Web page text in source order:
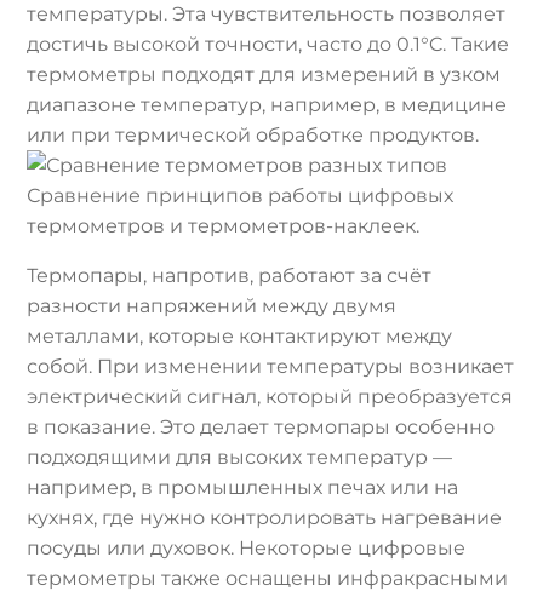
температуры. Эта чувствительность позволяет
достичь высокой точности, часто до 0.1°C. Такие
термометры подходят для измерений в узком
диапазоне температур, например, в медицине
или при термической обработке продуктов.
Сравнение принципов работы цифровых
термометров и термометров-наклеек.
Термопары, напротив, работают за счёт
разности напряжений между двумя
металлами, которые контактируют между
собой. При изменении температуры возникает
электрический сигнал, который преобразуется
в показание. Это делает термопары особенно
подходящими для высоких температур —
например, в промышленных печах или на
кухнях, где нужно контролировать нагревание
посуды или духовок. Некоторые цифровые
термометры также оснащены инфракрасными